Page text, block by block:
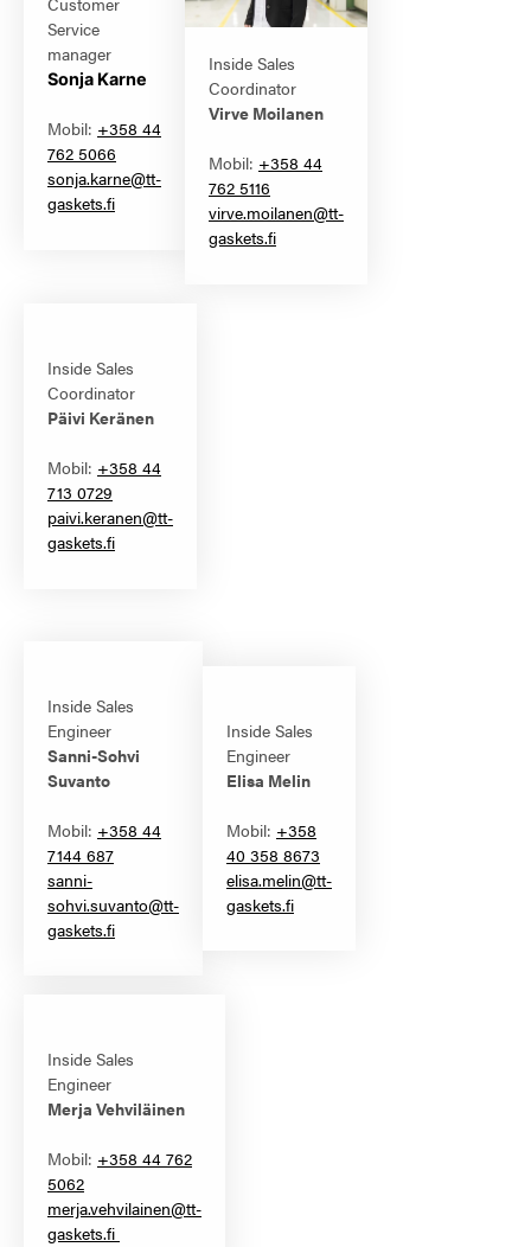
Service
manager
Sonja Karne
Mobil: +358 44
762 5066
sonja.karne@tt-
gaskets.fi
Inside Sales
Coordinator
Virve Moilanen
Mobil: +358 44
762 5116
virve.moilanen@tt-
gaskets.fi
Inside Sales
Coordinator
Päivi Keränen
Mobil: +358 44
713 0729
paivi.keranen@tt-
gaskets.fi
Inside Sales
Engineer
Sanni-Sohvi
Suvanto
Mobil: +358 44
7144 687
sanni-
sohvi.suvanto@tt-
gaskets.fi
Inside Sales
Engineer
Elisa Melin
Mobil: +358
40 358 8673
elisa.melin@tt-
gaskets.fi
Inside Sales
Engineer
Merja Vehviläinen
Mobil: +358 44 762
5062
merja.vehvilainen@tt-
gaskets.fi